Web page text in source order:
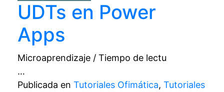
UDTs en Power
Apps
Microaprendizaje / Tiempo de lectu
…
Publicada en Tutoriales Ofimática, Tutoriales